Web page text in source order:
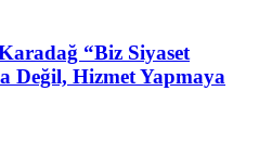
“Biz Siyaset
Değil, Hizmet Yapmaya